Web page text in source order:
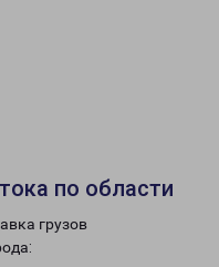
по области
грузов